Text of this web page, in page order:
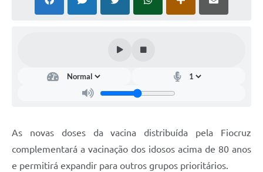
As novas doses da vacina distribuída pela Fiocruz
complementará a vacinação dos idosos acima de 80 anos
e permitirá expandir para outros grupos prioritários.